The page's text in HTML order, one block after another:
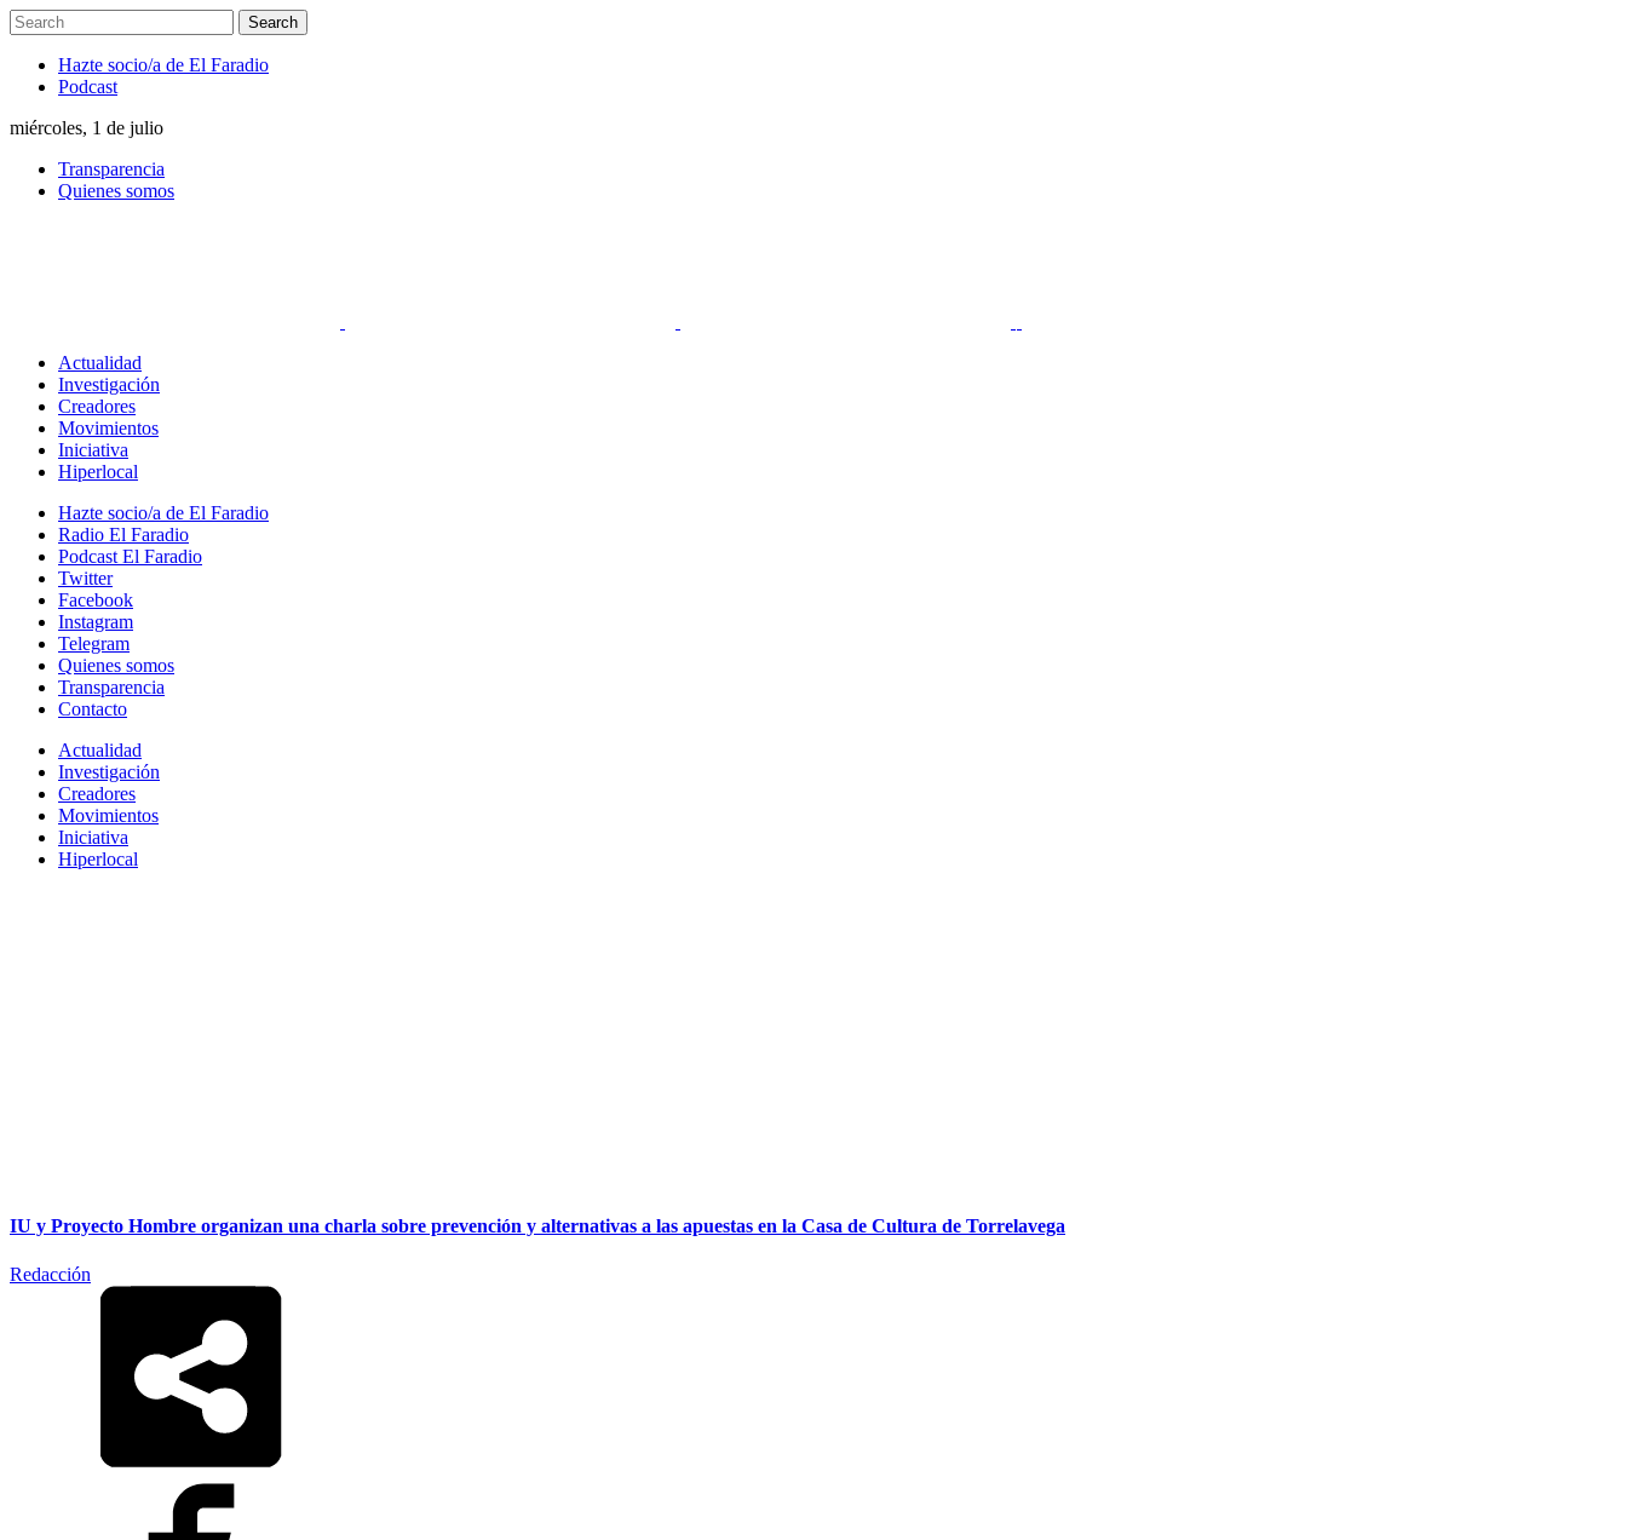
Hazte socio/a de El Faradio
Podcast
miércoles, 1 de julio
Transparencia
Quienes somos
Actualidad
Investigación
Creadores
Movimientos
Iniciativa
Hiperlocal
Hazte socio/a de El Faradio
Radio El Faradio
Podcast El Faradio
Twitter
Facebook
Instagram
Telegram
Quienes somos
Transparencia
Contacto
Actualidad
Investigación
Creadores
Movimientos
Iniciativa
Hiperlocal
IU y Proyecto Hombre organizan una charla sobre prevención y alternativas a las apuestas en la Casa de Cultura de Torrelavega
Redacción